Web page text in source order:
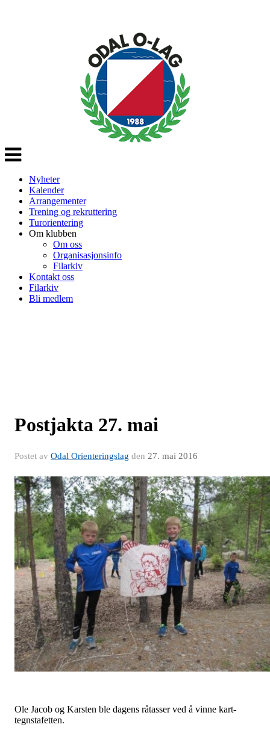
Veksle
navigasjon
Nyheter
Kalender
Arrangementer
Trening og rekruttering
Turorientering
Om klubben
Om oss
Organisasjonsinfo
Filarkiv
Kontakt oss
Filarkiv
Bli medlem
Postjakta 27. mai
Postet av Odal Orienteringslag den 27. mai 2016
Ole Jacob og Karsten ble dagens råtasser ved å vinne kart-
tegnstafetten.